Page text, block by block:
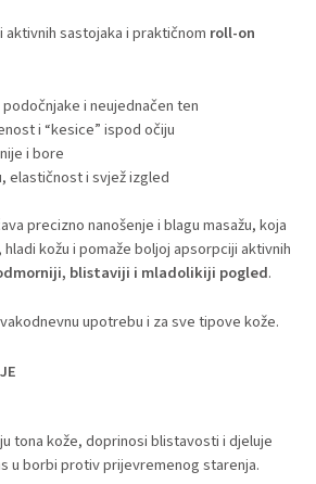
aktivnih sastojaka i praktičnom roll-on
i neujednačen ten
i “kesice” ispod očiju
i bore
elastičnost i svjež izgled
precizno nanošenje i blagu masažu, koja
kožu i pomaže boljoj apsorpciji aktivnih
blistaviji i mladolikiji pogled.
upotrebu i za sve tipove kože.
tona kože, doprinosi blistavosti i djeluje
u borbi protiv prijevremenog starenja.